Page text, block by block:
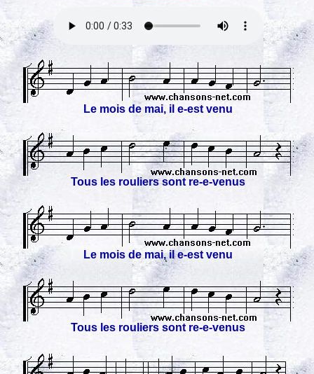
Le mois de mai, il e-est venu
Tous les rouliers sont re-e-venus
Le mois de mai, il e-est venu
Tous les rouliers sont re-e-venus